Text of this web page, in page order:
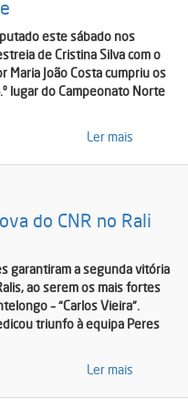
este sábado nos
de Cristina Silva com o
Maria João Costa cumpriu os
lugar do Campeonato Norte
Ler mais
do CNR no Rali
garantiram a segunda vitória
ao serem os mais fortes
– “Carlos Vieira”.
triunfo à equipa Peres
Ler mais